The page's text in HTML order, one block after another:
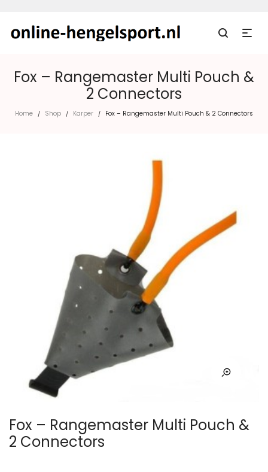
Fox – Rangemaster Multi Pouch &
2 Connectors
Home / Shop / Karper / Fox – Rangemaster Multi Pouch & 2 Connectors
Fox – Rangemaster Multi Pouch &
2 Connectors